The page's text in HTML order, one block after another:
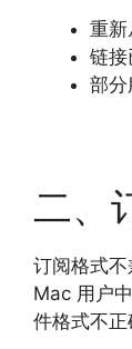
重新
链接
部分
二、
订阅格式
Mac 用户
件格式不正